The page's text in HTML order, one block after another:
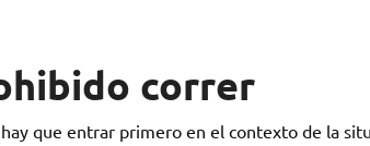
correr
que entrar primero en el contexto de la